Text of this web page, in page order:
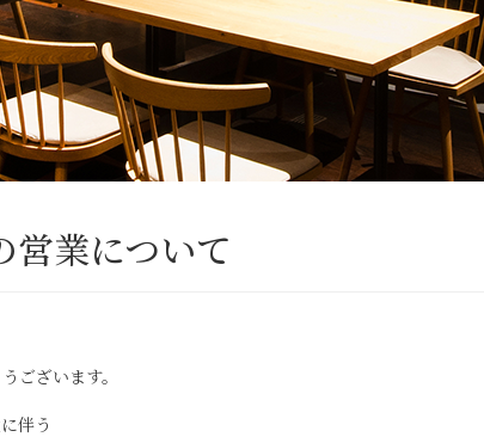
営業について
ございます。
伴う